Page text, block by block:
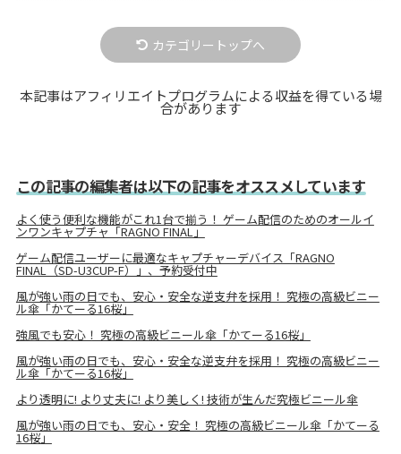
カテゴリートップへ
本記事はアフィリエイトプログラムによる収益を得ている場
合があります
この記事の編集者は以下の記事をオススメしています
よく使う便利な機能がこれ1台で揃う！ ゲーム配信のためのオールイ
ンワンキャプチャ「RAGNO FINAL」
ゲーム配信ユーザーに最適なキャプチャーデバイス「RAGNO
FINAL（SD-U3CUP-F）」、予約受付中
風が強い雨の日でも、安心・安全な逆支弁を採用！ 究極の高級ビニー
ル傘「かてーる16桜」
強風でも安心！ 究極の高級ビニール傘「かてーる16桜」
風が強い雨の日でも、安心・安全な逆支弁を採用！ 究極の高級ビニー
ル傘「かてーる16桜」
より透明に! より丈夫に! より美しく! 技術が生んだ究極ビニール傘
風が強い雨の日でも、安心・安全！ 究極の高級ビニール傘「かてーる
16桜」